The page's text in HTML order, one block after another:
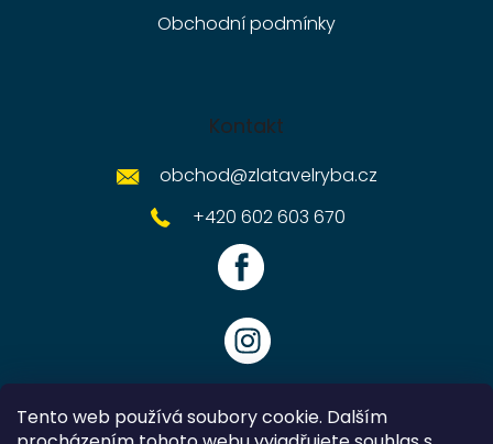
Tento web používá soubory cookie. Dalším
Obchodní podmínky
Kontakt
obchod@zlatavelryba.cz
+420 602 603 670